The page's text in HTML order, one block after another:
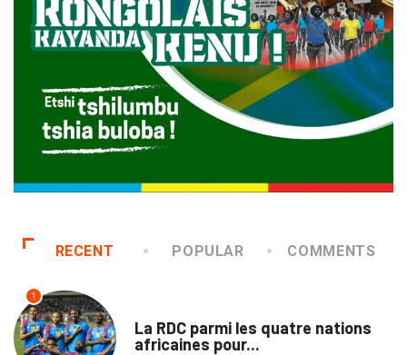
RECENT POPULAR COMMENTS
1
La RDC parmi les quatre nations
africaines pour...